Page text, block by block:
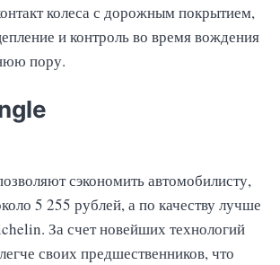
колеса с дорожным покрытием,
и контроль во время вождения
пору.
сэкономить автомобилисту,
5 255 рублей, а по качеству лучше
За счет новейших технологий
своих предшественников, что